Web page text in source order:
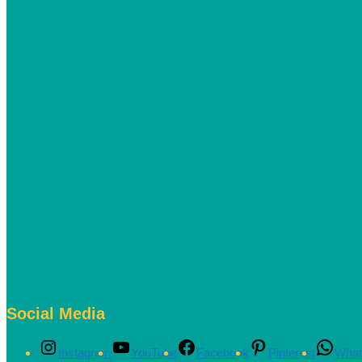
Social Media
Instagram YouTube Facebook Pinterest